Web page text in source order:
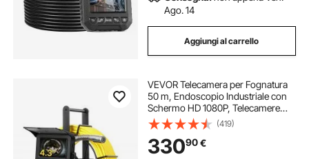
condizionatore con tubi
pinza crimpatrice tubi multistrato
Ago. 14
Aggiungi al carrello
VEVOR Telecamera per Fognatura
50 m, Endoscopio Industriale con
Schermo HD 1080P, Telecamere
Idrauliche a Serpente Impermeabili
IP68 con 12 LED e Scheda da 16 GB
per Tubi di Condotta Fognaria
(419)
33090€